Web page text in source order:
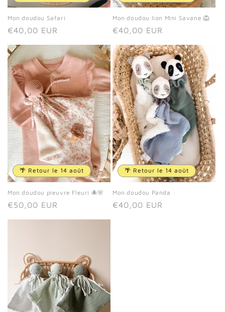
Mon doudou Safari
Prix
€40,00 EUR
Mon doudou lion Mini Savane 🦁
Prix
€40,00 EUR
🌴 Retour le 14 août
Mon doudou pieuvre Fleuri 🐙🌸
Prix
€50,00 EUR
🌴 Retour le 14 août
Mon doudou Panda
Prix
€40,00 EUR